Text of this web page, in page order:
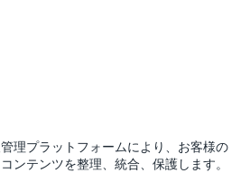
理プラットフォームにより、お客様の
ンテンツを整理、統合、保護します。